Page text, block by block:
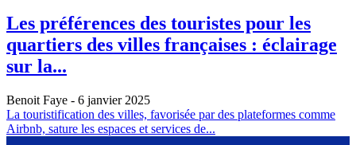
Les préférences des touristes pour les
quartiers des villes françaises : éclairage
sur la...
Benoit Faye - 6 janvier 2025
La touristification des villes, favorisée par des plateformes comme
Airbnb, sature les espaces et services de...